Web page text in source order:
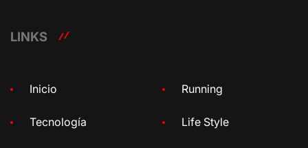
LINKS
Inicio Running
Tecnología Life Style